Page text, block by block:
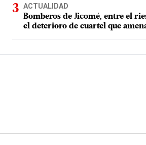
ACTUALIDAD
Bomberos de Jicomé, entre el
el deterioro de cuartel que